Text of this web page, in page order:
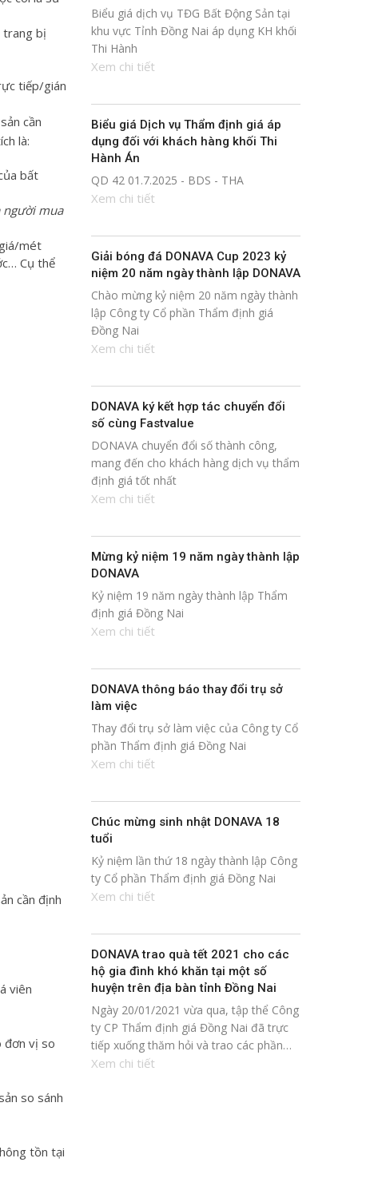
trang bị
tiếp/gián
cần
là:
bất
người mua
mét
Cụ thể
cần định
viên
đơn vị so
so sánh
tồn tại
Biểu giá dịch vụ TĐG Bất Động Sản tại
khu vực Tỉnh Đồng Nai áp dụng KH khối
Thi Hành
Xem chi tiết
Biểu giá Dịch vụ Thẩm định giá áp
dụng đối với khách hàng khối Thi
Hành Án
QD 42 01.7.2025 - BDS - THA
Xem chi tiết
Giải bóng đá DONAVA Cup 2023 kỷ
niệm 20 năm ngày thành lập DONAVA
Chào mừng kỷ niệm 20 năm ngày thành
lập Công ty Cổ phần Thẩm định giá
Đồng Nai
Xem chi tiết
DONAVA ký kết hợp tác chuyển đổi
số cùng Fastvalue
DONAVA chuyển đổi số thành công,
mang đến cho khách hàng dịch vụ thẩm
định giá tốt nhất
Xem chi tiết
Mừng kỷ niệm 19 năm ngày thành lập
DONAVA
Kỷ niệm 19 năm ngày thành lập Thẩm
định giá Đồng Nai
Xem chi tiết
DONAVA thông báo thay đổi trụ sở
làm việc
Thay đổi trụ sở làm việc của Công ty Cổ
phần Thẩm định giá Đồng Nai
Xem chi tiết
Chúc mừng sinh nhật DONAVA 18
tuổi
Kỷ niệm lần thứ 18 ngày thành lập Công
ty Cổ phần Thẩm định giá Đồng Nai
Xem chi tiết
DONAVA trao quà tết 2021 cho các
hộ gia đình khó khăn tại một số
huyện trên địa bàn tỉnh Đồng Nai
Ngày 20/01/2021 vừa qua, tập thể Công
ty CP Thẩm định giá Đồng Nai đã trực
tiếp xuống thăm hỏi và trao các phần…
Xem chi tiết